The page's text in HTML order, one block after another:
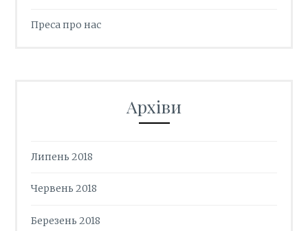
Преса про нас
Архіви
Липень 2018
Червень 2018
Березень 2018